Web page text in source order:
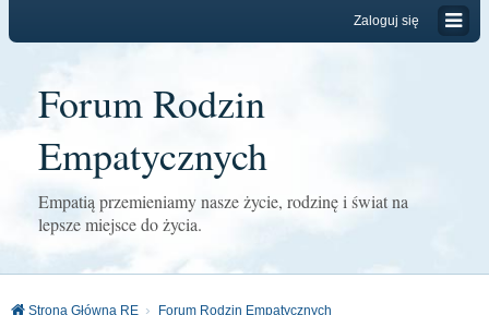
Zaloguj się
Forum Rodzin
Empatycznych
Empatią przemieniamy nasze życie, rodzinę i świat na
lepsze miejsce do życia.
Strona Główna RE Forum Rodzin Empatycznych